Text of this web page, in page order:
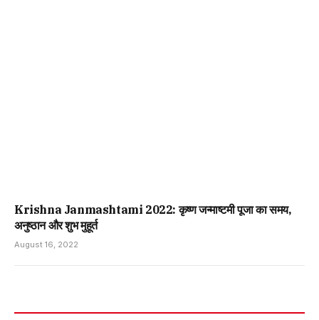
Krishna Janmashtami 2022: कृष्ण जन्माष्टमी पूजा का समय,
अनुष्ठान और शुभ मुहूर्त
August 16, 2022